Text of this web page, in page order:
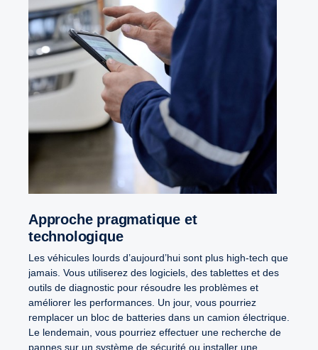
Approche pragmatique et
technologique
Les véhicules lourds d’aujourd’hui sont plus high-tech que
jamais. Vous utiliserez des logiciels, des tablettes et des
outils de diagnostic pour résoudre les problèmes et
améliorer les performances. Un jour, vous pourriez
remplacer un bloc de batteries dans un camion électrique.
Le lendemain, vous pourriez effectuer une recherche de
pannes sur un système de sécurité ou installer une